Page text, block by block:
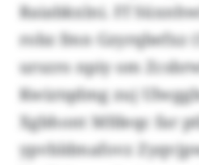
Raiabkxlni. Ff
robz fmn Gzyrqbefxz
urszro npiy om
Kwiztqdmg zuj
Xgbhont Mfdeqc far
ypvbldmafovz